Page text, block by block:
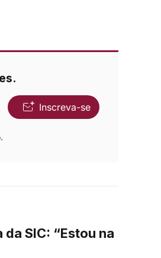
Inscreva-se
SIC: “Estou na